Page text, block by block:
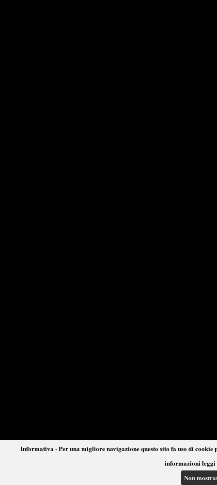
Informativa - Per una migliore navigazione questo sito fa uso di
informazioni leggi
Non